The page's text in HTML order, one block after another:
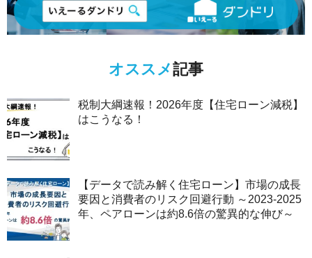
オススメ記事
税制大綱速報！2026年度【住宅ローン減税】
はこうなる！
【データで読み解く住宅ローン】市場の成長
要因と消費者のリスク回避行動 ～2023-2025
年、ペアローンは約8.6倍の驚異的な伸び～